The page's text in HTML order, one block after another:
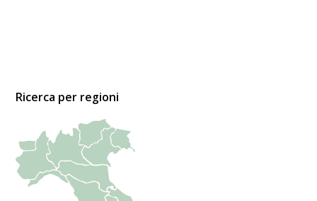
Ricerca per regioni